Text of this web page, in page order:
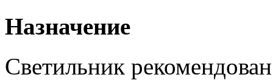
Назначение
Светильник